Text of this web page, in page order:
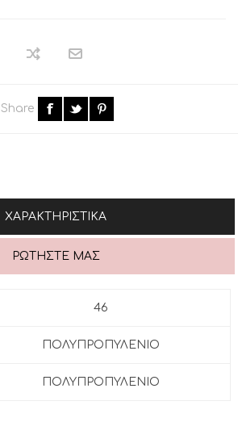
Share
ΧΑΡΑΚΤΗΡΙΣΤΙΚΆ
ΡΩΤΉΣΤΕ ΜΑΣ
46
ΠΟΛΥΠΡΟΠΥΛΕΝΙΟ
ΠΟΛΥΠΡΟΠΥΛΕΝΙΟ